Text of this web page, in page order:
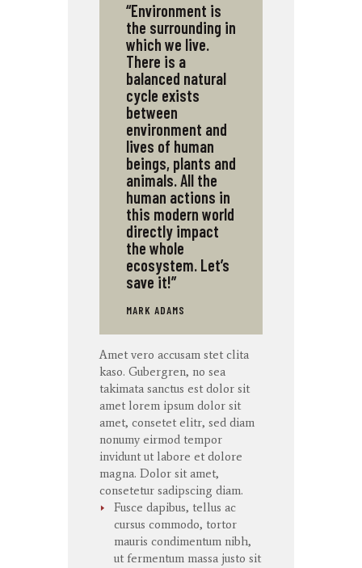
“Environment is
the surrounding in
which we live.
There is a
balanced natural
cycle exists
between
environment and
lives of human
beings, plants and
animals. All the
human actions in
this modern world
directly impact
the whole
ecosystem. Let’s
save it!”
MARK ADAMS
Amet vero accusam stet clita
kaso. Gubergren, no sea
takimata sanctus est dolor sit
amet lorem ipsum dolor sit
amet, consetet elitr, sed diam
nonumy eirmod tempor
invidunt ut labore et dolore
magna. Dolor sit amet,
consetetur sadipscing diam.
Fusce dapibus, tellus ac
cursus commodo, tortor
mauris condimentum nibh,
ut fermentum massa justo sit